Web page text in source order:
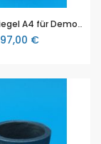
Reaktiontiegel A4 für Demo - Baukasten Thermit - Versuch (Aluminothermie)
97,00 €